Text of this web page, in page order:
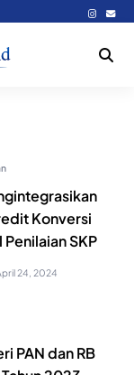
Konversi
SKP
24, 2024
PAN dan RB